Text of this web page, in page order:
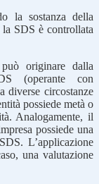
la sostanza della
SDS è controllata
originare dalla
(operante con
diverse circostanze
possiede metà o
Analogamente, il
possiede una
L’applicazione
una valutazione